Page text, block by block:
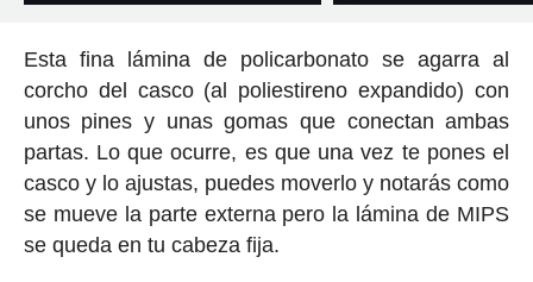
Esta fina lámina de policarbonato se agarra al
corcho del casco (al poliestireno expandido) con
unos pines y unas gomas que conectan ambas
partas. Lo que ocurre, es que una vez te pones el
casco y lo ajustas, puedes moverlo y notarás como
se mueve la parte externa pero la lámina de MIPS
se queda en tu cabeza fija.